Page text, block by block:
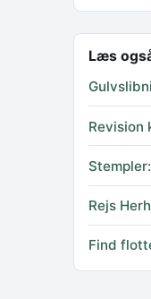
Læs
Revision
Rejs
Find